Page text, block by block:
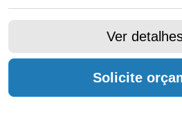
Ver
Solicite